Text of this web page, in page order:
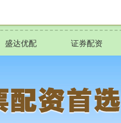
盛达优配 证券配资